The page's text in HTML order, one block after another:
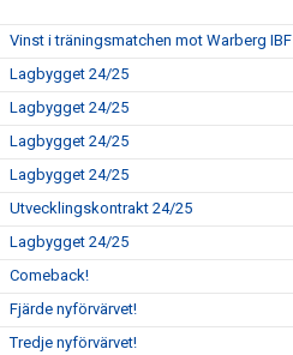
Vinst i träningsmatchen mot Warberg IBF
Lagbygget 24/25
Lagbygget 24/25
Lagbygget 24/25
Lagbygget 24/25
Utvecklingskontrakt 24/25
Lagbygget 24/25
Comeback!
Fjärde nyförvärvet!
Tredje nyförvärvet!